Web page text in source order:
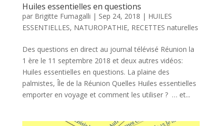
Huiles essentielles en questions
par Brigitte Fumagalli | Sep 24, 2018 | HUILES
ESSENTIELLES, NATUROPATHIE, RECETTES naturelles
Des questions en direct au journal télévisé Réunion la
1 ère le 11 septembre 2018 et deux autres vidéos:
Huiles essentielles en questions. La plaine des
palmistes, Île de la Réunion Quelles Huiles essentielles
emporter en voyage et comment les utiliser ? … et...